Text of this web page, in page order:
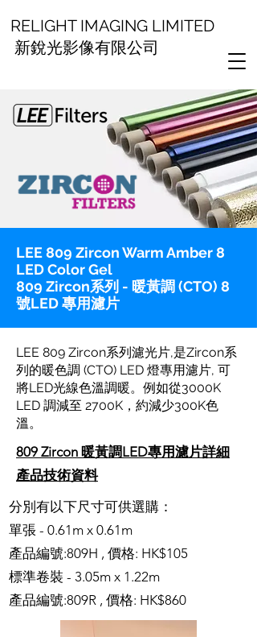
RELIGHT IMAGING LIMITED
新銳光影像有限公司
LEE 809 Zircon Warm Amber 8
LED Color Gel
809 Zircon系列 - 暖黃調 (CTO) 8
號LED 專用濾片
LEE 809 Zircon系列濾光片,是Zircon系
列的暖色調 (CTO) LED 燈專用濾片, 可
將LED光線色溫調暖。例如從3000K
LED 調減至 2700K，約減少300K色
溫。
809 Zircon 暖黃調LED專用濾片詳細
產品技術資料
分別有以下尺寸可供選購：
單張 - 0.61m x 0.61m
產品編號:809H , 價格: HK$105
標準卷裝 - 3.05m x 1.22m
產品編號:809R , 價格: HK$860